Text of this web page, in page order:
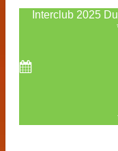
Interclub 2025